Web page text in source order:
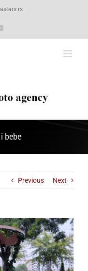
YouTube
bebe
Previous Next